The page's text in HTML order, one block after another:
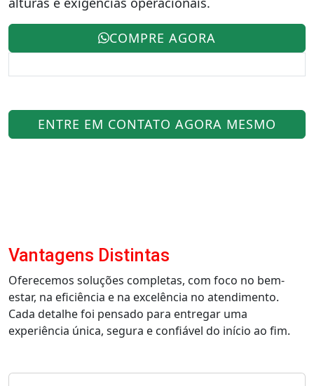
COMPRE AGORA
ENTRE EM CONTATO AGORA MESMO
Vantagens Distintas
Oferecemos soluções completas, com foco no bem-
estar, na eficiência e na excelência no atendimento.
Cada detalhe foi pensado para entregar uma
experiência única, segura e confiável do início ao fim.